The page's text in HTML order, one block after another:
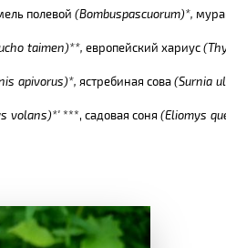
полевой (Bombuspascuorum)*,
taimen)**, европейский хариус(
apivorus)*, ястребиная сова(Surnia
volans)*'***, садовая соня (Eliomys